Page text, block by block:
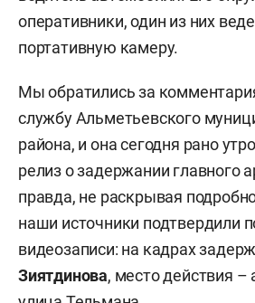
оперативники, один из них
портативную камеру.
Мы обратились за
службу Альметьевского
района, и она сегодня рано
релиз о задержании главного
правда, не раскрывая
наши источники подтвердили
видеозаписи: на кадрах
Зиятдинова, место действия –